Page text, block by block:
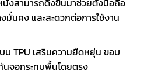
มั่นคง และสะดวกต่อการใช้งาน
บ TPU เสริมความยืดหยุ่น ขอบ
จอกระทบพื้นโดยตรง